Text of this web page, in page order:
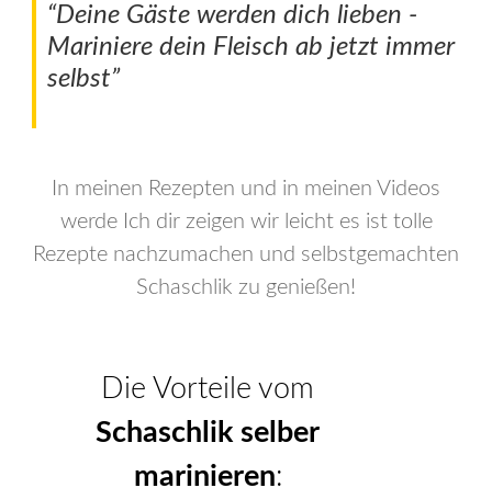
“Deine Gäste werden dich lieben -
Mariniere dein Fleisch ab jetzt immer
selbst”
In meinen Rezepten und in meinen Videos
werde Ich dir zeigen wir leicht es ist tolle
Rezepte nachzumachen und selbstgemachten
Schaschlik zu genießen!
Die Vorteile vom
Schaschlik selber
marinieren: